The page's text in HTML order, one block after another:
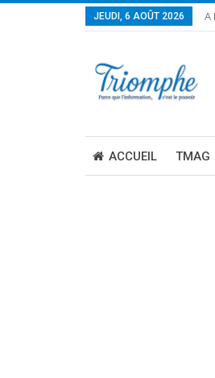
JEUDI, 6 AOÛT 2026 A
ACCUEIL TMAG